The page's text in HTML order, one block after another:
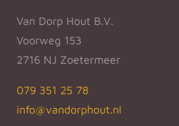
Van Dorp Hout B.V.
Voorweg 153
2716 NJ Zoetermeer
079 351 25 78
info@vandorphout.nl